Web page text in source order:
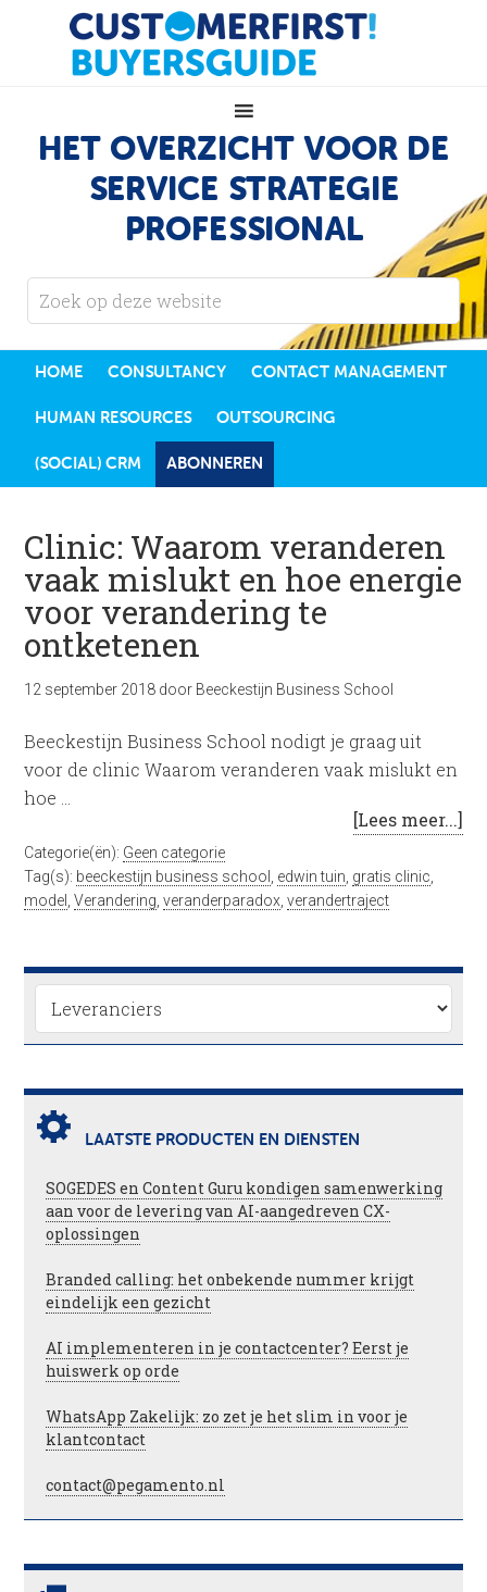
HET OVERZICHT VOOR DE
SERVICE STRATEGIE
PROFESSIONAL
HOME CONSULTANCY CONTACT MANAGEMENT
HUMAN RESOURCES OUTSOURCING
(SOCIAL) CRM ABONNEREN
Clinic: Waarom veranderen
vaak mislukt en hoe energie
voor verandering te
ontketenen
12 september 2018 door Beeckestijn Business School
Beeckestijn Business School nodigt je graag uit
voor de clinic Waarom veranderen vaak mislukt en
hoe …
[Lees meer...]
Categorie(ën): Geen categorie
Tag(s): beeckestijn business school edwin tuin gratis clinic
model ,Verandering ,veranderparadox ,verandertraject
LAATSTE PRODUCTEN EN DIENSTEN
SOGEDES en Content Guru kondigen samenwerking
aan voor de levering van AI-aangedreven CX-
oplossingen
Branded calling: het onbekende nummer krijgt
eindelijk een gezicht
AI implementeren in je contactcenter? Eerst je
huiswerk op orde
WhatsApp Zakelijk: zo zet je het slim in voor je
klantcontact
contact@pegamento.nl